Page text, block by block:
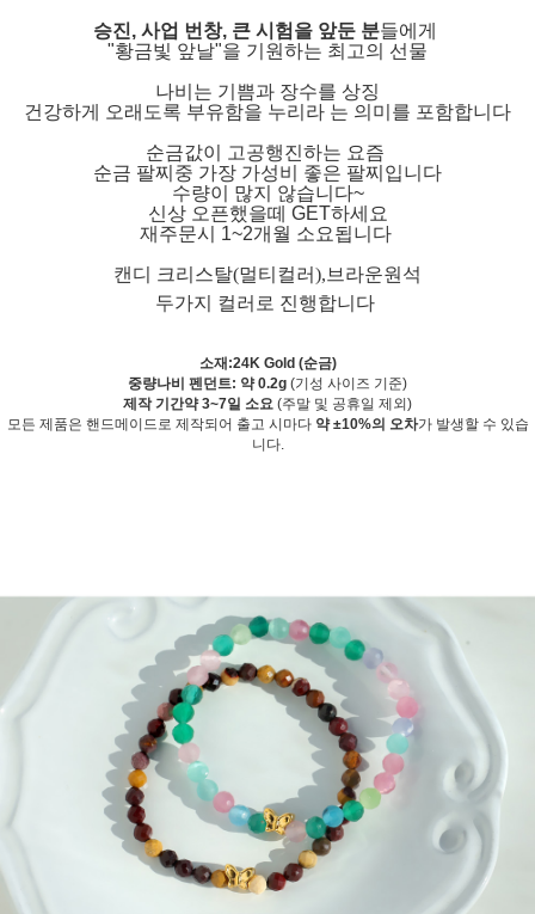
승진, 사업 번창, 큰 시험을 앞둔 분들에게
"황금빛 앞날"을 기원하는 최고의 선물
나비는 기쁨과 장수를 상징
건강하게 오래도록 부유함을 누리라 는 의미를 포함합니다
순금값이 고공행진하는 요즘
순금 팔찌중 가장 가성비 좋은 팔찌입니다
수량이 많지 않습니다~
신상 오픈했을떼 GET하세요
재주문시 1~2개월 소요됩니다
캔디 크리스탈(멀티컬러),브라운원석
두가지 컬러로 진행합니다
소재:24K Gold (순금)
중량나비 펜던트: 약 0.2g (기성 사이즈 기준)
제작 기간약 3~7일 소요 (주말 및 공휴일 제외)
모든 제품은 핸드메이드로 제작되어 출고 시마다 약 ±10%의 오차가 발생할 수 있습
니다.